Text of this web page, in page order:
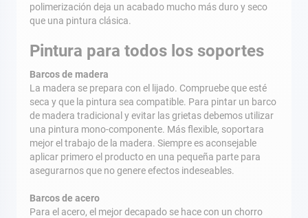
polimerización deja un acabado mucho más duro y seco
que una pintura clásica.
Pintura para todos los soportes
Barcos de madera
La madera se prepara con el lijado. Compruebe que esté
seca y que la pintura sea compatible. Para pintar un barco
de madera tradicional y evitar las grietas debemos utilizar
una pintura mono-componente. Más flexible, soportara
mejor el trabajo de la madera. Siempre es aconsejable
aplicar primero el producto en una pequeña parte para
asegurarnos que no genere efectos indeseables.
Barcos de acero
Para el acero, el mejor decapado se hace con un chorro